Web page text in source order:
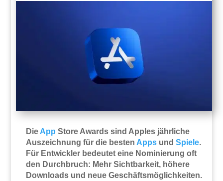
DieApp Store Awards sind Apples jährliche
Auszeichnung für die bestenApps undSpiele.
Für Entwickler bedeutet eine Nominierung oft
den Durchbruch: Mehr Sichtbarkeit, höhere
Downloads und neue Geschäftsmöglichkeiten.